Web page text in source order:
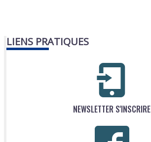
LIENS PRATIQUES
NEWSLETTER S'INSCRIRE